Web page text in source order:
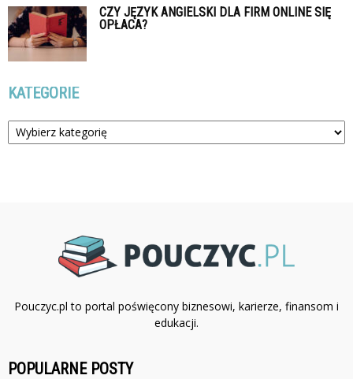
CZY JĘZYK ANGIELSKI DLA FIRM ONLINE SIĘ
OPŁACA?
KATEGORIE
Kategorie
Pouczyc.pl to portal poświęcony biznesowi, karierze, finansom i
edukacji.
POPULARNE POSTY